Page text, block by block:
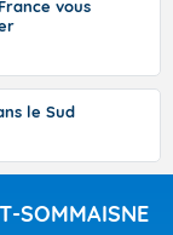
vous
le Sud
SOMMAISNE